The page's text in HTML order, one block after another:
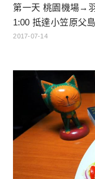
第一天 桃園機場→
1:00 抵達小笠原
TOUR→住宿 父島
六天 […]…
2017-07-14